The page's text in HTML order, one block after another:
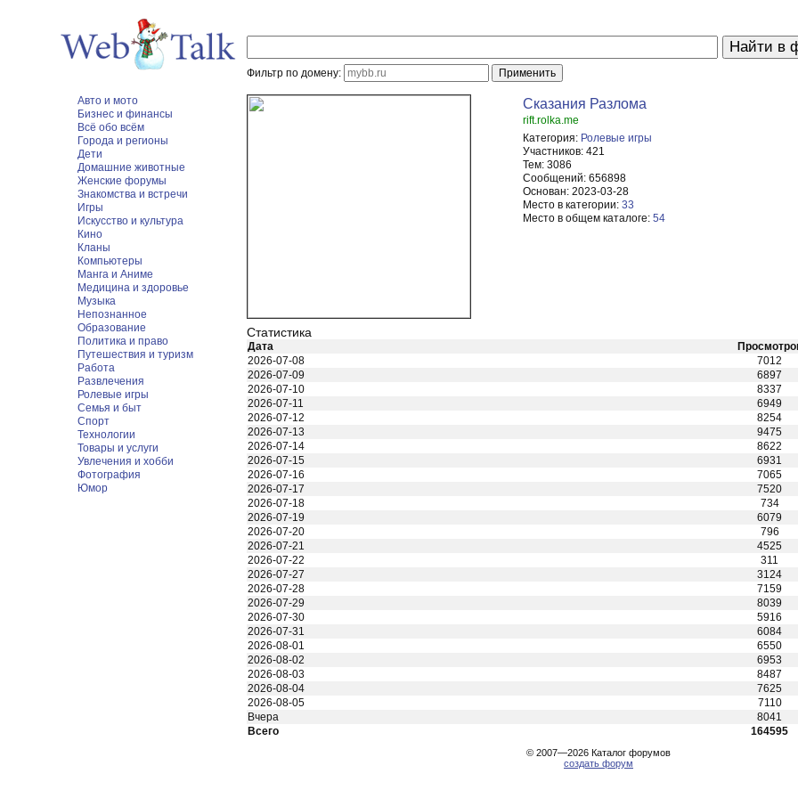
Фильтр по домену:
Авто и мото
Бизнес и финансы
Всё обо всём
Города и регионы
Дети
Домашние животные
Женские форумы
Знакомства и встречи
Игры
Искусство и культура
Кино
Кланы
Компьютеры
Манга и Аниме
Медицина и здоровье
Музыка
Непознанное
Образование
Политика и право
Путешествия и туризм
Работа
Развлечения
Ролевые игры
Семья и быт
Спорт
Технологии
Товары и услуги
Увлечения и хобби
Фотография
Юмор
Сказания Разлома
rift.rolka.me
Категория: Ролевые игры
Участников: 421
Тем: 3086
Сообщений: 656898
Основан: 2023-03-28
Место в категории: 33
Место в общем каталоге: 54
Статистика
Дата
2026-07-08
7012
2026-07-09
6897
2026-07-10
8337
2026-07-11
6949
2026-07-12
8254
2026-07-13
9475
2026-07-14
8622
2026-07-15
6931
2026-07-16
7065
2026-07-17
7520
2026-07-18
734
2026-07-19
6079
2026-07-20
796
2026-07-21
4525
2026-07-22
311
2026-07-27
3124
2026-07-28
7159
2026-07-29
8039
2026-07-30
5916
2026-07-31
6084
2026-08-01
6550
2026-08-02
6953
2026-08-03
8487
2026-08-04
7625
2026-08-05
7110
Вчера
8041
Всего
164595
© 2007—2026 Каталог форумов
создать форум